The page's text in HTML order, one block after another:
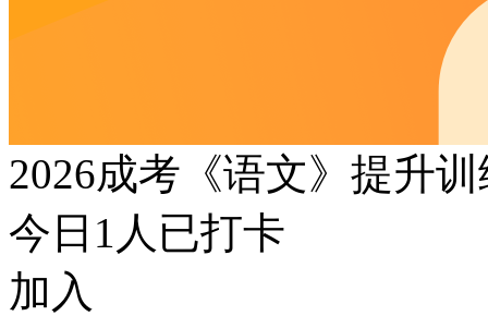
2026成考《语文》提升
今日 1 人已打卡
加入